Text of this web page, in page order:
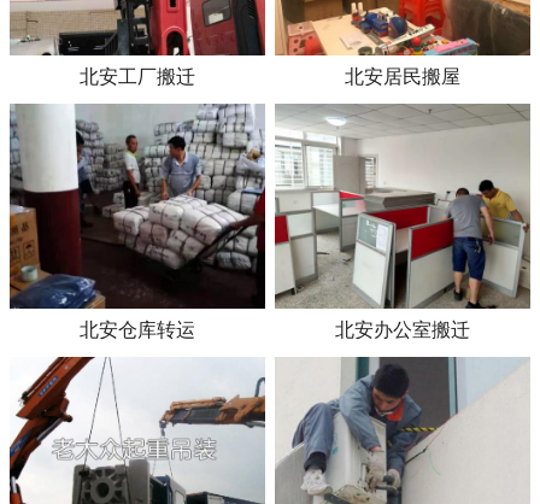
北安工厂搬迁 北安居民搬屋
北安仓库转运 北安办公室搬迁